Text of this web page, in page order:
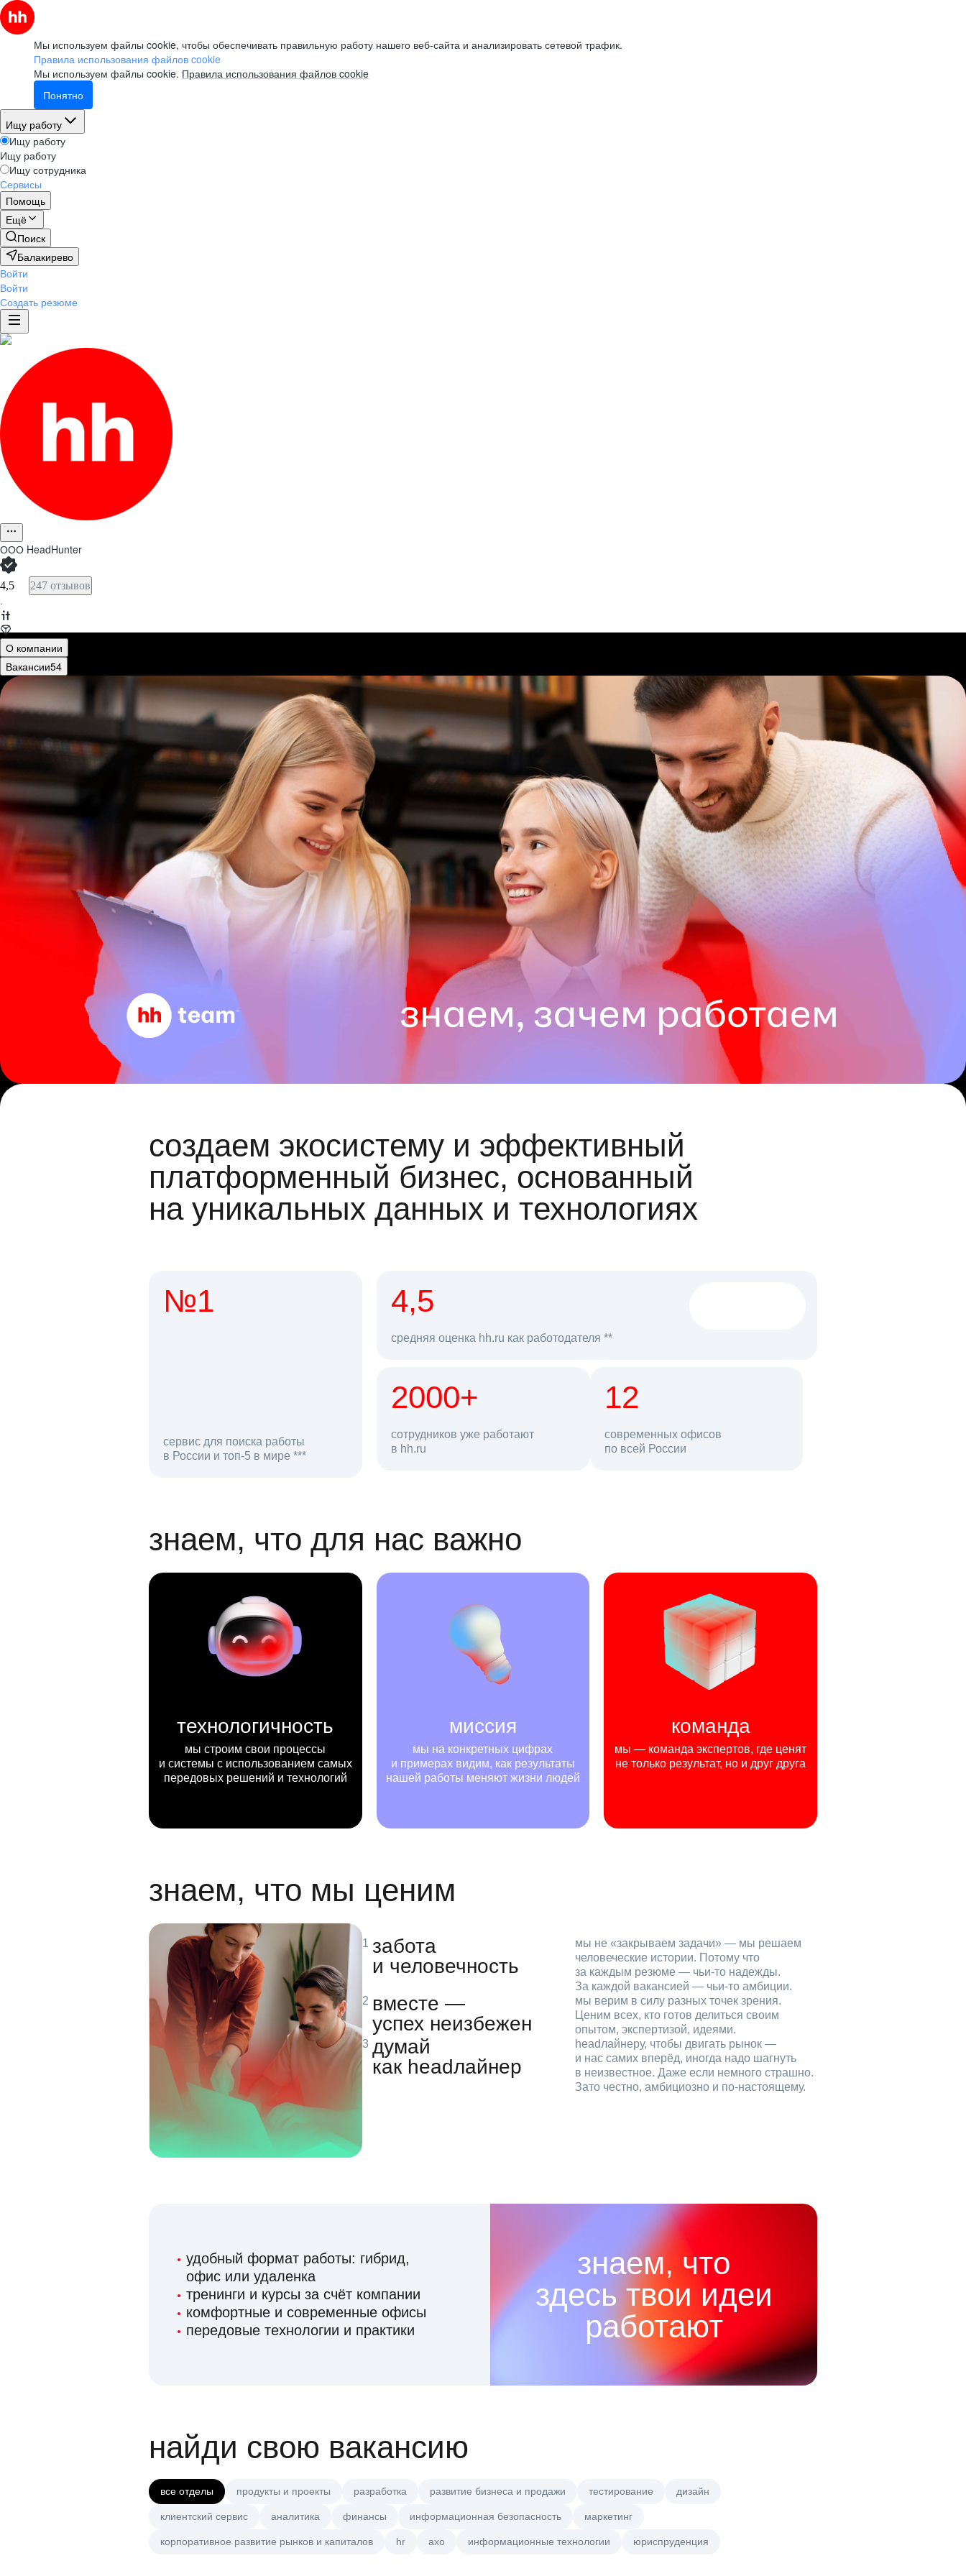
Мы используем файлы cookie, чтобы обеспечивать правильную работу нашего веб-сайта и анализировать сетевой трафик.
Правила использования файлов cookie
Мы используем файлы cookie. Правила использования файлов cookie
Понятно
Ищу работу
Ищу работу
Ищу работу
Ищу сотрудника
Сервисы
Помощь
Ещё
Поиск
Балакирево
Войти
Войти
Создать резюме
ООО HeadHunter
4,5 247 отзывов
·
О компании
Вакансии54
создаем экосистему и эффективный
платформенный бизнес, основанный
на уникальных данных и технологиях
№1
сервис для поиска работы
в России и топ-5 в мире ***
откликов на вакансии
4,5
средняя оценка hh.ru как работодателя **
2000+
сотрудников уже работают
в hh.ru
68 млн 12
современных офисов
по всей Россиипользователей в день
знаем, что для нас важно
технологичность
мы строим свои процессы
и системы с использованием самых
передовых решений и технологий
миссия
мы на конкретных цифрах
и примерах видим, как результаты
нашей работы меняют жизни людей
команда
мы — команда экспертов, где ценят
не только результат, но и друг друга
знаем, что мы ценим
забота
и человечность
мы не «закрываем задачи» — мы решаем
человеческие истории. Потому что
за каждым резюме — чьи‑то надежды.
За каждой вакансией — чьи‑то амбиции.
вместе —
успех неизбежен
мы верим в силу разных точек зрения.
Ценим всех, кто готов делиться своим
опытом, экспертизой, идеями.
думай
как headлайнер
headлайнеру, чтобы двигать рынок —
и нас самих вперёд, иногда надо шагнуть
в неизвестное. Даже если немного страшно.
Зато честно, амбициозно и по‑настоящему.
удобный формат работы: гибрид,
офис или удаленка
тренинги и курсы за счёт компании
комфортные и современные офисы
передовые технологии и практики
знаем, что
здесь твои идеи
работают
найди свою вакансию
все отделы продукты и проекты разработка развитие бизнеса и продажи тестирование дизайн
клиентский сервис аналитика финансы информационная безопасность маркетинг
корпоративное развитие рынков и капиталов hr axo информационные технологии юриспруденция